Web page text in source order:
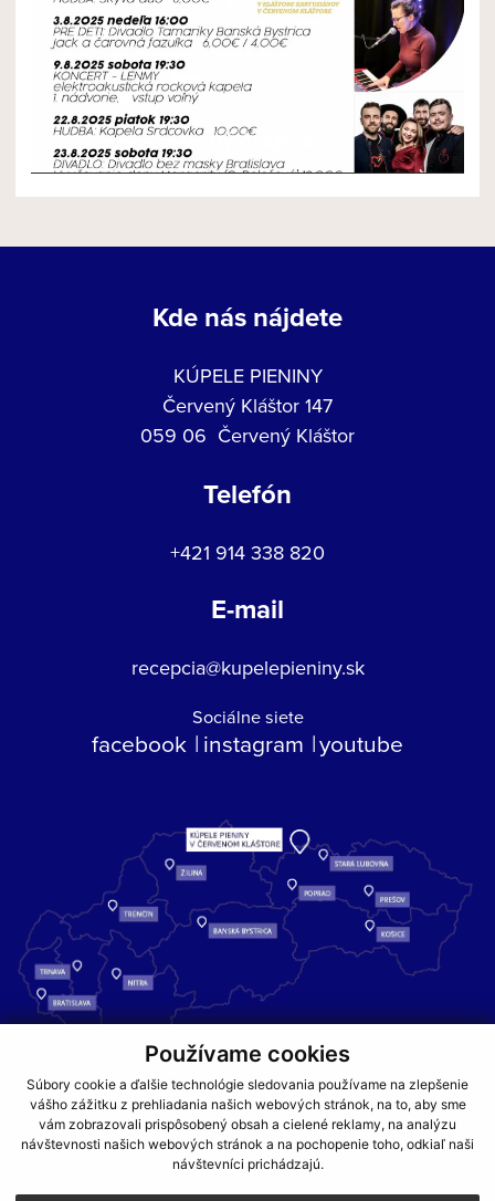
Používame cookies
Súbory cookie a ďalšie technológie sledovania používame na zlepšenie
vášho zážitku z prehliadania našich webových stránok, na to, aby sme
vám zobrazovali prispôsobený obsah a cielené reklamy, na analýzu
návštevnosti našich webových stránok a na pochopenie toho, odkiaľ naši
návštevníci prichádzajú.
NOVÝ ČLÁNOK
Kde nás nájdete
KÚPELE PIENINY
Červený Kláštor 147
059 06 Červený Kláštor
Telefón
+421 914 338 820
E-mail
recepcia@kupelepieniny.sk
Sociálne siete
facebook instagram youtube
Kúpele Pieniny – miesto, kde sa príroda stretáva s liečivou silou
vody a oddychom pre telo aj dušu.
GDPR COOKIES PARTNERI
JEDÁLNY LÍSTOK
CENNÍKY